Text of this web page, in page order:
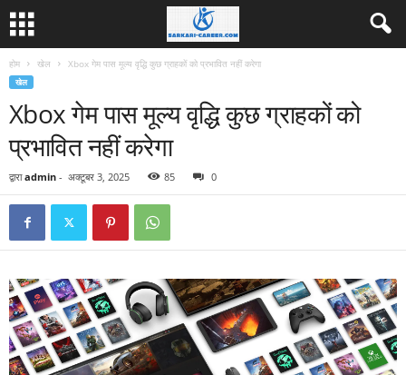
होम खेल Xbox गेम पास मूल्य वृद्धि कुछ ग्राहकों को प्रभावित नहीं करेगा
खेल
Xbox गेम पास मूल्य वृद्धि कुछ ग्राहकों को
प्रभावित नहीं करेगा
द्वारा admin - अक्टूबर 3, 2025 85 0